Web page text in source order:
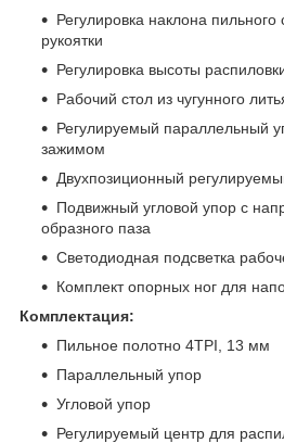
Регулировка наклона
рукоятки
Регулировка высоты
Рабочий стол из чугунного
Регулируемый параллельный
зажимом
Двухпозиционный
Подвижный угловой упор с
образного паза
Светодиодная подсветка
Комплект опорных ног для
Комплектация:
Пильное полотно 4TPI, 13 мм
Параллельный упор
Угловой упор
Регулируемый центр для